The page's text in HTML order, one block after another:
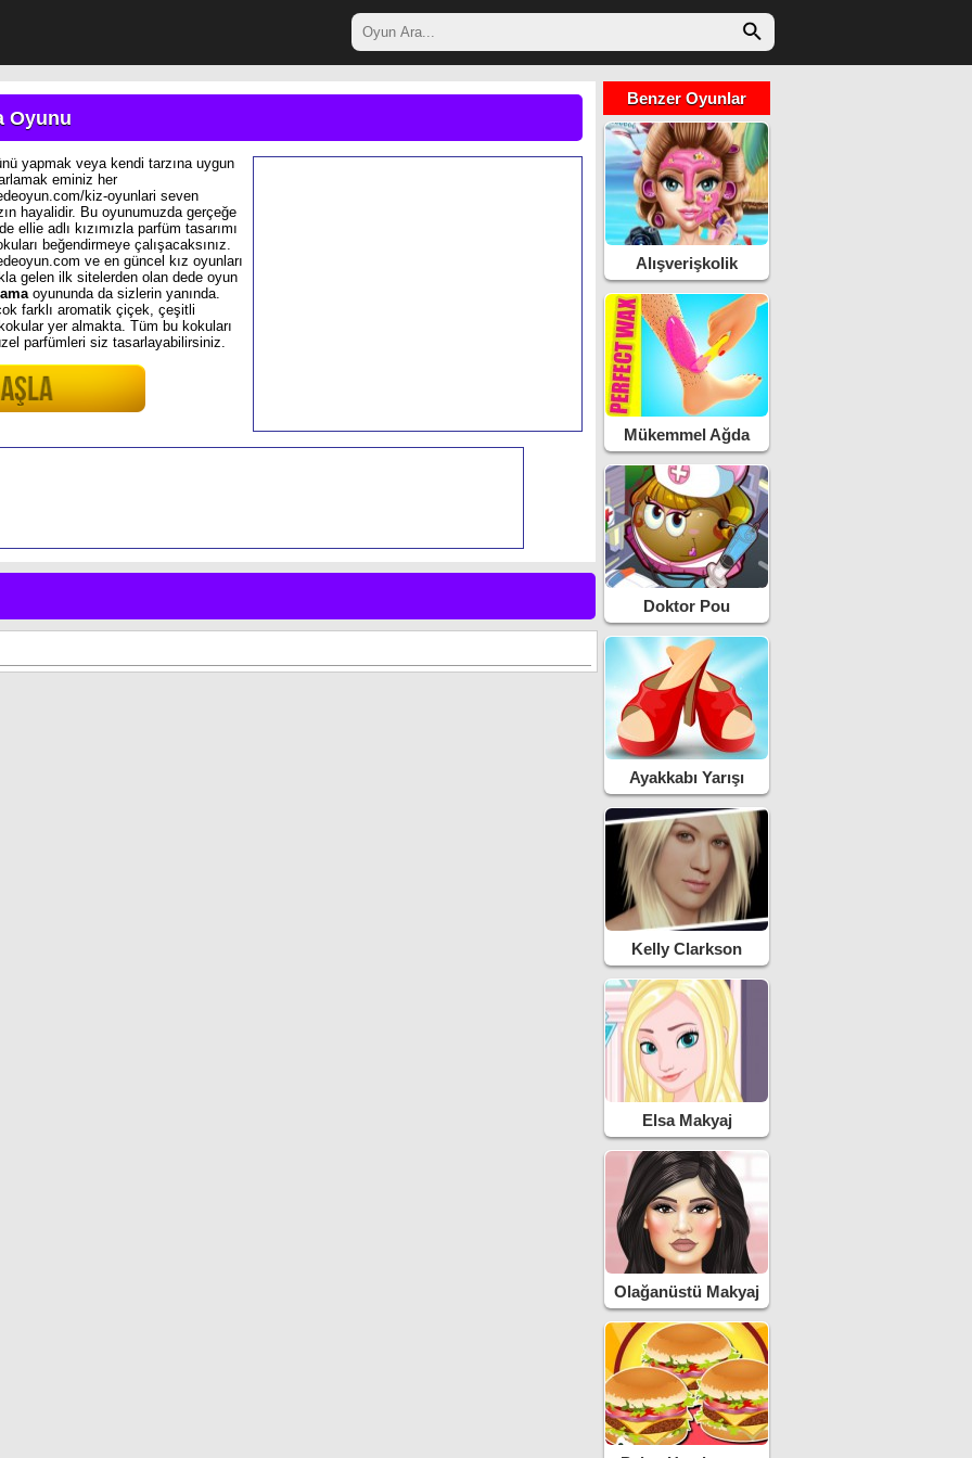
Oyunu
yapmak veya kendi tarzına uygun
eminiz her
kiz-oyunlari seven
hayalidir. Bu oyunumuzda gerçeğe
ellie adlı kızımızla parfüm tasarımı
beğendirmeye çalışacaksınız.
ve en güncel kız oyunları
gelen ilk sitelerden olan dede oyun
oyununda da sizlerin yanında.
farklı aromatik çiçek, çeşitli
yer almakta. Tüm bu kokuları
parfümleri siz tasarlayabilirsiniz.
Benzer Oyunlar
Alışverişkolik
Maldivler
Mükemmel Ağda
Yapma
Doktor Pou
Ayakkabı Yarışı
Kelly Clarkson
Makyaj Yapma
Elsa Makyaj
Temizleme
Olağanüstü Makyaj